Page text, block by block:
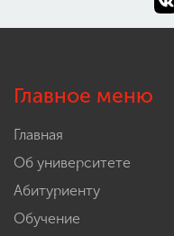
Главное меню
Главная
Об университете
Абитуриенту
Обучение